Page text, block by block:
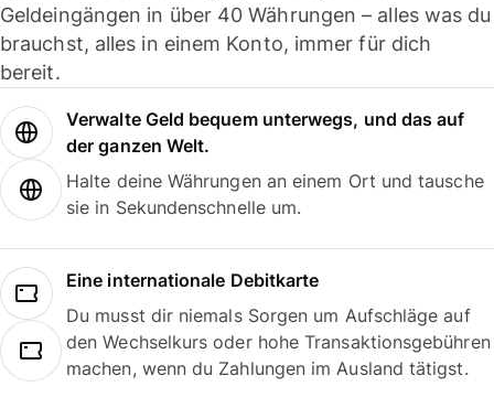
Geldeingängen in über 40 Währungen – alles was du
brauchst, alles in einem Konto, immer für dich
bereit.
Verwalte Geld bequem unterwegs, und das auf
der ganzen Welt.
Halte deine Währungen an einem Ort und tausche
sie in Sekundenschnelle um.
Eine internationale Debitkarte
Du musst dir niemals Sorgen um Aufschläge auf
den Wechselkurs oder hohe Transaktionsgebühren
machen, wenn du Zahlungen im Ausland tätigst.